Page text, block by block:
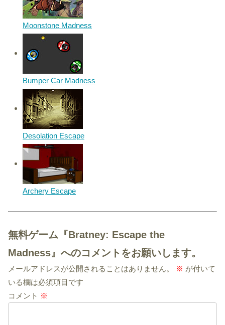
Moonstone Madness
Bumper Car Madness
Desolation Escape
Archery Escape
無料ゲーム『Bratney: Escape the
Madness』へのコメントをお願いします。
メールアドレスが公開されることはありません。 ※ が付いて
いる欄は必須項目です
コメント ※